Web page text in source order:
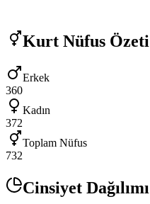
Kurt Nüfus Özeti
Erkek
360
Kadın
372
Toplam Nüfus
732
Cinsiyet Dağılımı